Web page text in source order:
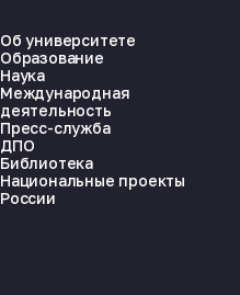
Об университете
Образование
Наука
Международная
деятельность
Пресс-служба
ДПО
Библиотека
Национальные проекты
России